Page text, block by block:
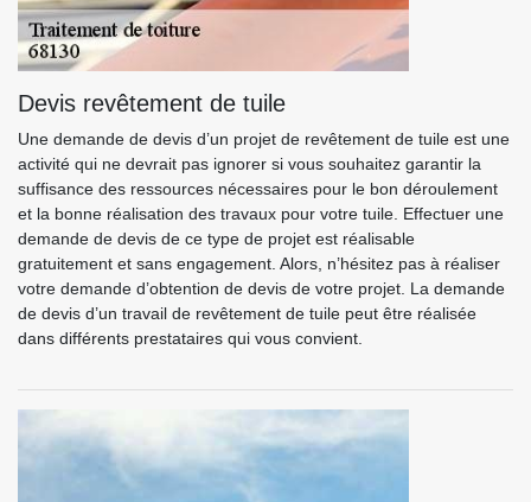
Devis revêtement de tuile
Une demande de devis d’un projet de revêtement de tuile est une
activité qui ne devrait pas ignorer si vous souhaitez garantir la
suffisance des ressources nécessaires pour le bon déroulement
et la bonne réalisation des travaux pour votre tuile. Effectuer une
demande de devis de ce type de projet est réalisable
gratuitement et sans engagement. Alors, n’hésitez pas à réaliser
votre demande d’obtention de devis de votre projet. La demande
de devis d’un travail de revêtement de tuile peut être réalisée
dans différents prestataires qui vous convient.